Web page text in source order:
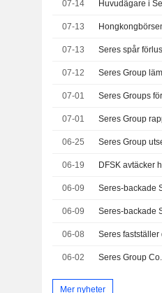
07-14 Huvudägare i
07-13
07-13 Seres spår
07-12 Seres Group
07-01 Seres Groups
07-01 Seres Group
06-25
06-19
06-09 Seres-backade
06-09 Seres-backade
06-08 Seres
06-02
Mer nyheter